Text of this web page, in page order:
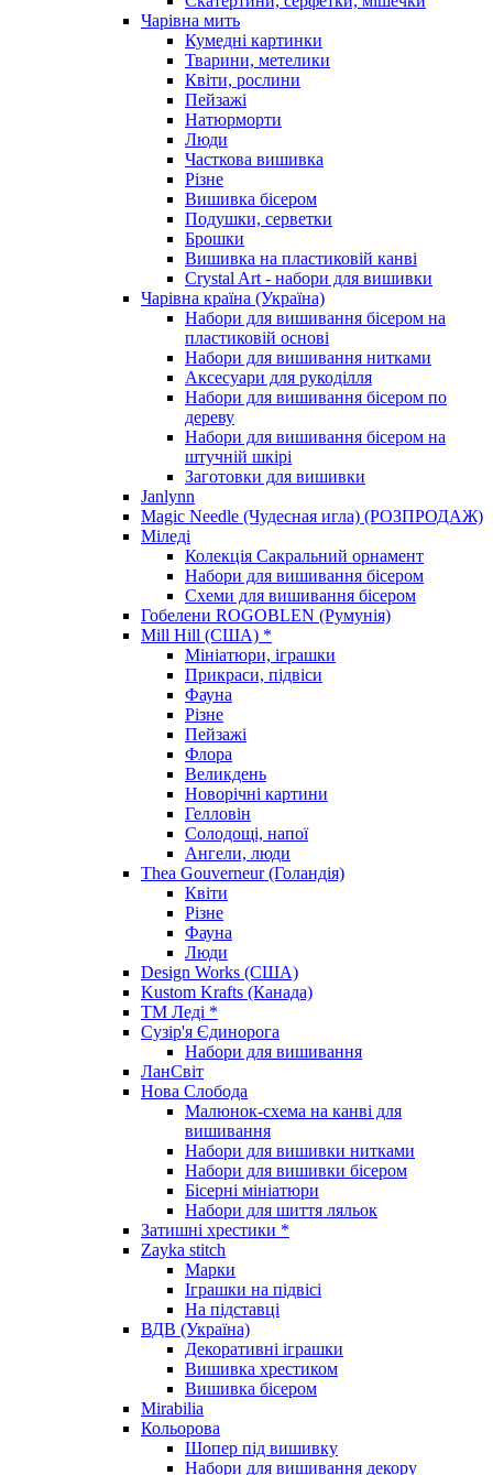
Чарiвна мить
Кумедні картинки
Тварини, метелики
Квіти, рослини
Пейзажі
Натюрморти
Люди
Часткова вишивка
Різне
Вишивка бісером
Подушки, серветки
Брошки
Вишивка на пластиковій канві
Crystal Art - набори для вишивки
Чарівна країна (Україна)
Набори для вишивання бісером на
пластиковій основі
Набори для вишивання нитками
Аксесуари для рукоділля
Набори для вишивання бісером по
дереву
Набори для вишивання бісером на
штучній шкірі
Заготовки для вишивки
Janlynn
Magic Needle (Чудесная игла) (РОЗПРОДАЖ)
Міледі
Колекція Сакральний орнамент
Набори для вишивання бісером
Схеми для вишивання бісером
Гобелени ROGOBLEN (Румунія)
Mill Hill (США) *
Мініатюри, іграшки
Прикраси, підвіси
Фауна
Різне
Пейзажі
Флора
Великдень
Новорічні картини
Гелловін
Солодощі, напої
Ангели, люди
Thea Gouverneur (Голандія)
Квіти
Різне
Фауна
Люди
Design Works (США)
Kustom Krafts (Канада)
ТМ Леді *
Сузір'я Єдинорога
Набори для вишивання
ЛанСвіт
Нова Слобода
Малюнок-схема на канві для
вишивання
Набори для вишивки нитками
Набори для вишивки бісером
Бісерні мініатюри
Набори для шиття ляльок
Затишні хрестики *
Zayka stitch
Марки
Іграшки на підвісі
На підставці
ВДВ (Україна)
Декоративні іграшки
Вишивка хрестиком
Вишивка бісером
Mirabilia
Кольорова
Шопер під вишивку
Набори для вишивання декору